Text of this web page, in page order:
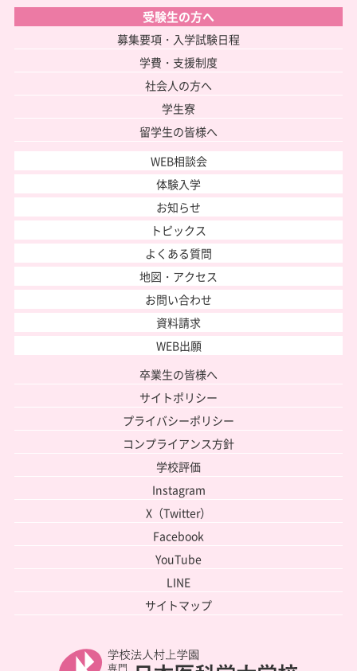
受験生の方へ
募集要項・入学試験日程
学費・支援制度
社会人の方へ
学生寮
留学生の皆様へ
WEB相談会
体験入学
お知らせ
トピックス
よくある質問
地図・アクセス
お問い合わせ
資料請求
WEB出願
卒業生の皆様へ
サイトポリシー
プライバシーポリシー
コンプライアンス方針
学校評価
Instagram
X（Twitter）
Facebook
YouTube
LINE
サイトマップ